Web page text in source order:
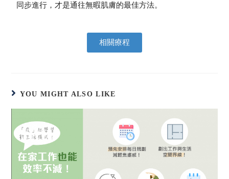
同步進行，才是通往無暇肌膚的最佳方法。
相關療程
YOU MIGHT ALSO LIKE